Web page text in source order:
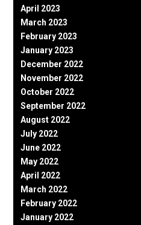
April 2023
March 2023
February 2023
January 2023
December 2022
November 2022
October 2022
September 2022
August 2022
July 2022
June 2022
May 2022
April 2022
March 2022
February 2022
January 2022